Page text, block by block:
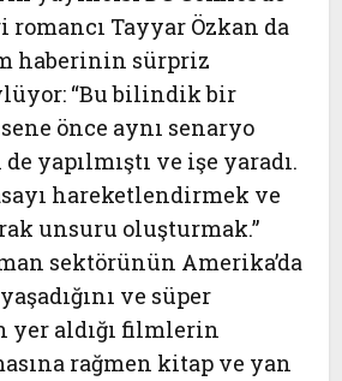
romancı Tayyar Özkan da
haberinin sürpriz
“Bu bilindik bir
önce aynı senaryo
yapılmıştı ve işe yaradı.
hareketlendirmek ve
unsuru oluşturmak.”
sektörünün Amerika’da
ve süper
yer aldığı filmlerin
rağmen kitap ve yan